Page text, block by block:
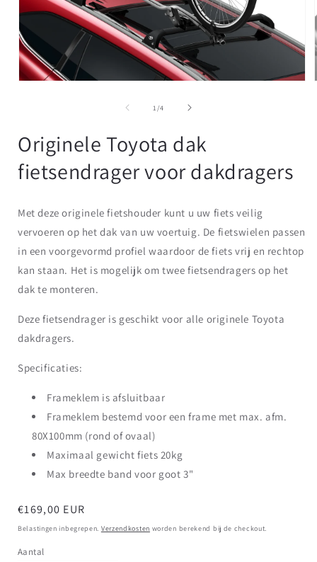
1 /van
4
Originele Toyota dak
fietsendrager voor dakdragers
Met deze originele fietshouder kunt u uw fiets veilig
vervoeren op het dak van uw voertuig. De fietswielen passen
in een voorgevormd profiel waardoor de fiets vrij en rechtop
kan staan. Het is mogelijk om twee fietsendragers op het
dak te monteren.
Deze fietsendrager is geschikt voor alle originele Toyota
dakdragers.
Specificaties:
Frameklem is afsluitbaar
Frameklem bestemd voor een frame met max. afm.
80X100mm (rond of ovaal)
Maximaal gewicht fiets 20kg
Max breedte band voor goot 3"
Normale
prijs
€169,00 EUR
Belastingen inbegrepen. Verzendkosten worden berekend bij de checkout.
Aantal